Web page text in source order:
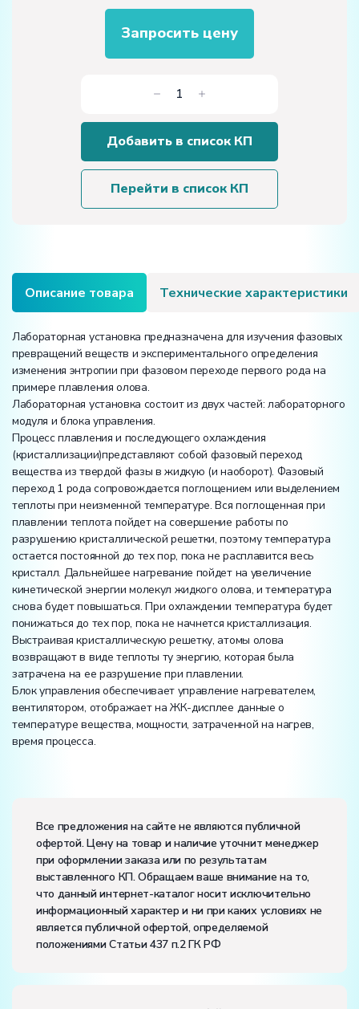
Запросить цену
Количество
товара
Лабораторная
установка
«Исследование
плавления
Добавить в список КП
Перейти в список КП
Описание товара Технические характеристики
Лабораторная установка предназначена для изучения фазовых
превращений веществ и экспериментального определения
изменения энтропии при фазовом переходе первого рода на
примере плавления олова.
Лабораторная установка состоит из двух частей: лабораторного
модуля и блока управления.
Процесс плавления и последующего охлаждения
(кристаллизации)представляют собой фазовый переход
вещества из твердой фазы в жидкую (и наоборот). Фазовый
переход 1 рода сопровождается поглощением или выделением
теплоты при неизменной температуре. Вся поглощенная при
плавлении теплота пойдет на совершение работы по
разрушению кристаллической решетки, поэтому температура
остается постоянной до тех пор, пока не расплавится весь
кристалл. Дальнейшее нагревание пойдет на увеличение
кинетической энергии молекул жидкого олова, и температура
снова будет повышаться. При охлаждении температура будет
понижаться до тех пор, пока не начнется кристаллизация.
Выстраивая кристаллическую решетку, атомы олова
возвращают в виде теплоты ту энергию, которая была
затрачена на ее разрушение при плавлении.
Блок управления обеспечивает управление нагревателем,
вентилятором, отображает на ЖК-дисплее данные о
температуре вещества, мощности, затраченной на нагрев,
время процесса.
Потребляемая мощность, В·А:400
Электропитание:
напряжение, В:220
частота, Гц:50
Класс защиты от поражения электрическим током:
Диапазон рабочих температур, ˚С:+10…+35
Влажность, %:до 80
Все предложения на сайте не являются публичной
офертой. Цену на товар и наличие уточнит менеджер
при оформлении заказа или по результатам
выставленного КП. Обращаем ваше внимание на то,
что данный интернет-каталог носит исключительно
информационный характер и ни при каких условиях не
является публичной офертой, определяемой
положениями Статьи 437 п.2 ГК РФ